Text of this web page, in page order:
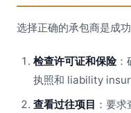
选择正确的承包商是成
检查许可证和保险：
执照和 liability
查看过往项目 ：要